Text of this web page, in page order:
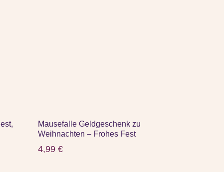
Mausefalle Geldgeschenk zu
Weihnachten – Frohes Fest
4,99€